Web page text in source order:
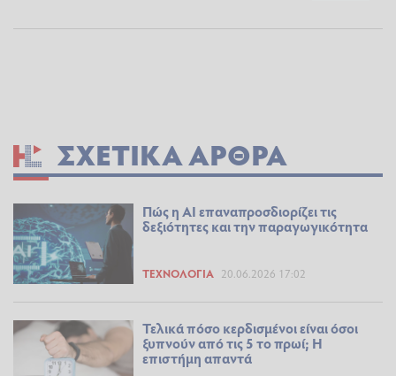
ΣΧΕΤΙΚΆ ΆΡΘΡΑ
Πώς η AI επαναπροσδιορίζει τις
δεξιότητες και την παραγωγικότητα
ΤΕΧΝΟΛΟΓΊΑ 20.06.2026 17:02
Τελικά πόσο κερδισμένοι είναι όσοι
ξυπνούν από τις 5 το πρωί; Η
επιστήμη απαντά